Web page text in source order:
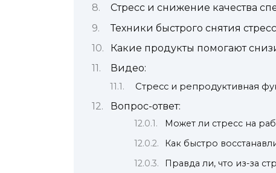
Стресс и снижение качества
Техники быстрого снятия
Какие продукты помогают
Видео:
Стресс и репродуктивная
Вопрос-ответ:
Может ли стресс на
Как быстро
Правда ли, что из-за